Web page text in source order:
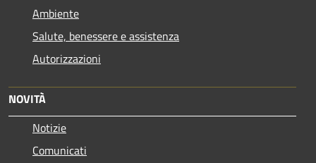
Ambiente
Salute, benessere e assistenza
Autorizzazioni
NOVITÀ
Notizie
Comunicati